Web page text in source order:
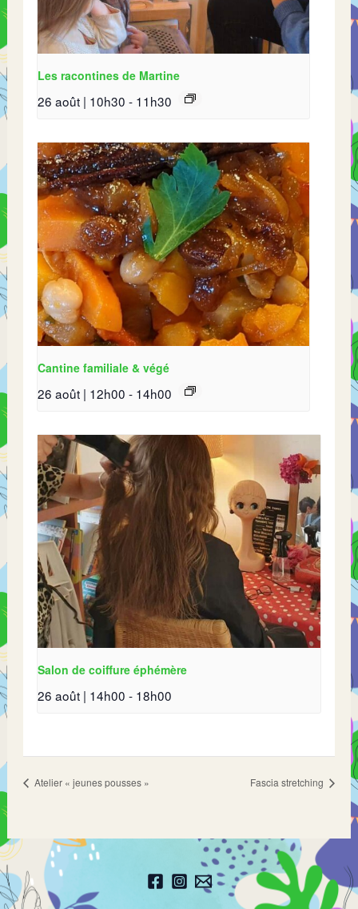
Les racontines de Martine
26 août | 10h30 - 11h30
Cantine familiale & végé
26 août | 12h00 - 14h00
Salon de coiffure éphémère
26 août | 14h00 - 18h00
Atelier « jeunes pousses » Fascia stretching